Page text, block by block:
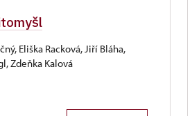
Eliška Racková, Jiří Bláha,
Zdeňka Kalová